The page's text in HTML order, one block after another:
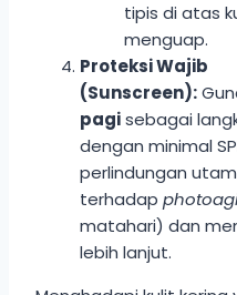
tipis di atas
menguap.
Proteksi Wajib
(Sunscreen):
pagisebagai
dengan minimal
perlindungan
terhadap
matahari) dan
lebih lanjut.